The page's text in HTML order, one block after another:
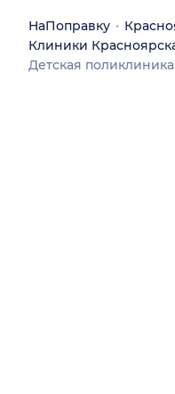
НаПоправку
Клиники
Детская